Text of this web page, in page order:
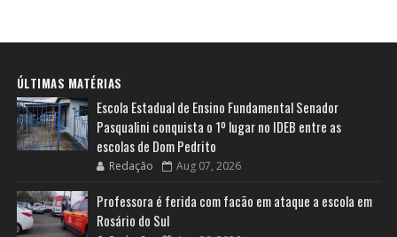
ÚLTIMAS MATÉRIAS
Escola Estadual de Ensino Fundamental Senador
Pasqualini conquista o 1º lugar no IDEB entre as
escolas de Dom Pedrito
Redação Aug 07, 2026
Professora é ferida com facão em ataque a escola em
Rosário do Sul